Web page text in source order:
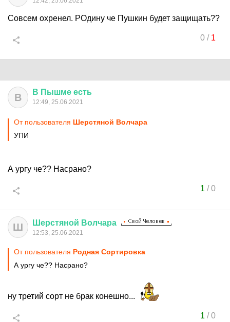
Совсем охренел. РОдину че Пушкин будет защищать??
0/ 1
В В Пышме есть
12:49, 25.06.2021
От пользователя Шерстяной Волчара
УПИ
А ургу че?? Насрано?
1 /0
Ш Шерстяной Волчара
12:53, 25.06.2021
От пользователя Родная Сортировка
А ургу че?? Насрано?
ну третий сорт не брак конешно...
1 /0